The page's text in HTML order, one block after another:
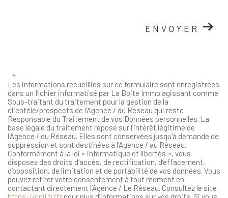
ENVOYER
**
Les informations recueillies sur ce formulaire sont enregistrées
dans un fichier informatisé par La Boite Immo agissant comme
Sous-traitant du traitement pour la gestion de la
clientèle/prospects de l'Agence / du Réseau qui reste
Responsable du Traitement de vos Données personnelles. La
base légale du traitement repose sur l'intérêt légitime de
l'Agence / du Réseau. Elles sont conservées jusqu'à demande de
suppression et sont destinées à l'Agence / au Réseau.
Conformément à la loi « informatique et libertés », vous
disposez des droits d’accès, de rectification, d’effacement,
d’opposition, de limitation et de portabilité de vos données. Vous
pouvez retirer votre consentement à tout moment en
contactant directement l’Agence / Le Réseau. Consultez le site